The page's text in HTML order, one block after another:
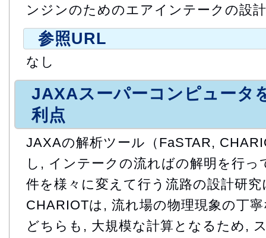
ンジンのためのエアインテークの設
参照URL
なし
JAXAスーパーコンピュータ
利点
JAXAの解析ツール（FaSTAR,
し, インテークの流ればの解明を行っ
件を様々に変えて行う流路の設計研
CHARIOTは, 流れ場の物理現象の丁
どちらも, 大規模な計算となるため,